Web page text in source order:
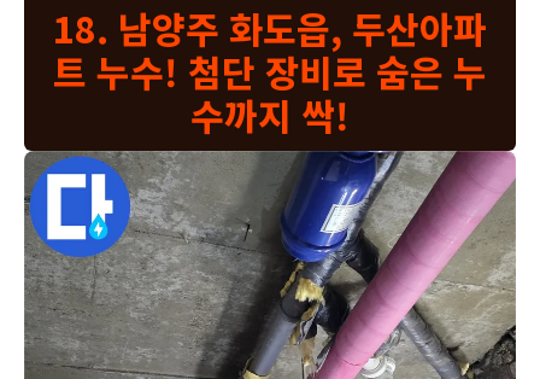
18. 남양주 화도읍, 두산아파
트 누수! 첨단 장비로 숨은 누
수까지 싹!